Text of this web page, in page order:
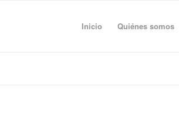
Inicio Quiénes somos